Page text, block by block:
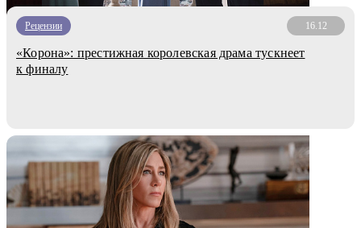
Рецензии 16.12
«Корона»: престижная королевская драма тускнеет
к финалу